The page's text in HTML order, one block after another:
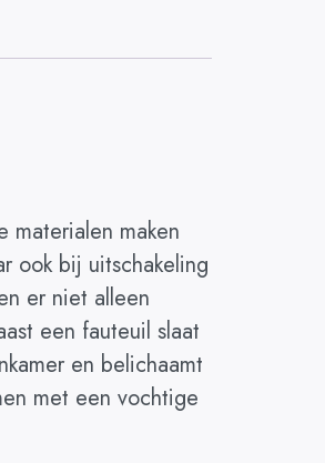
maken
ook bij uitschakeling
er niet alleen
een fauteuil slaat
en belichaamt
met een vochtige